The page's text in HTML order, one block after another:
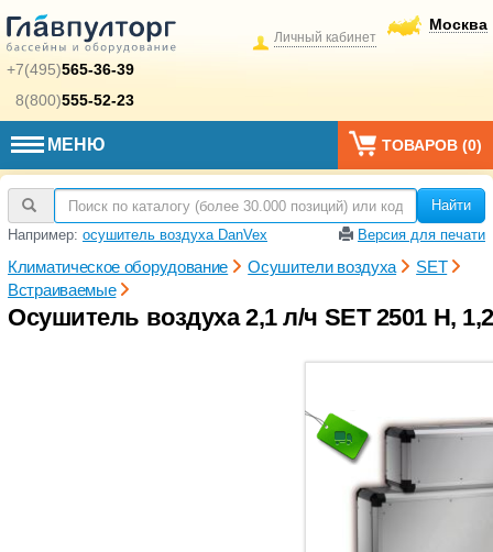
+7(495)565-36-39
8(800)555-52-23
Москва
Личный кабинет
МЕНЮ ТОВАРОВ (0)
Найти
Например: осушитель воздуха DanVex Версия для печати
Климатическое оборудование Осушители воздуха
SET
Встраиваемые
Осушитель воздуха 2,1 л/ч SET 2501 H,